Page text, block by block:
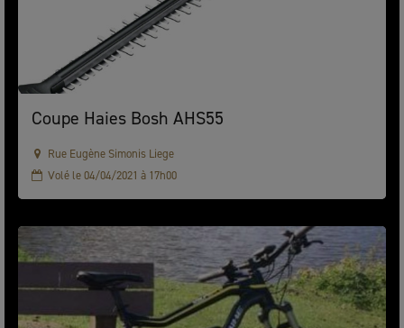
Coupe Haies Bosh AHS55
Rue Eugène Simonis Liege
Volé le 04/04/2021 à 17h00